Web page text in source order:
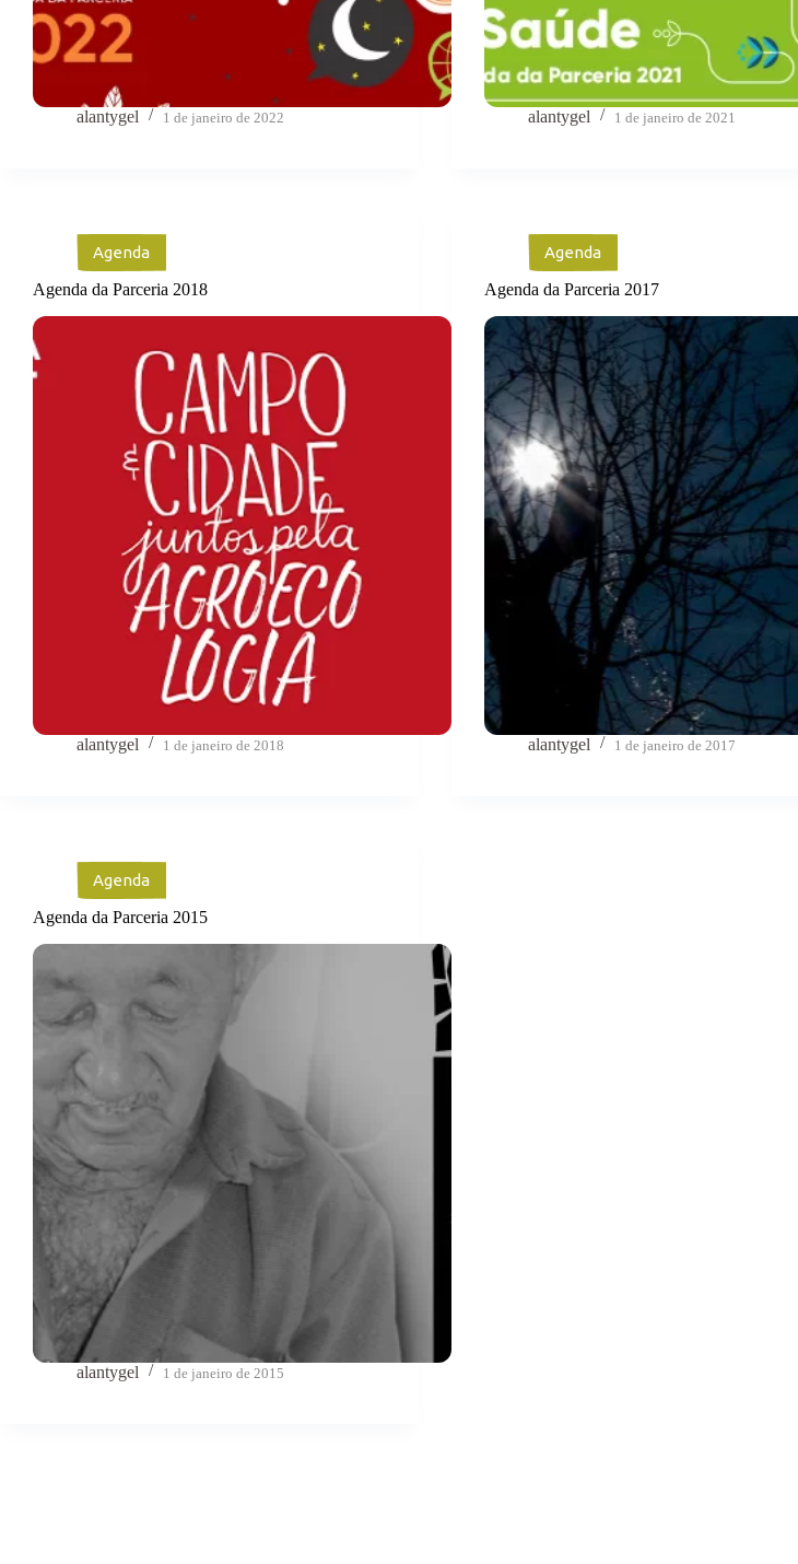
alantygel 1 de janeiro de 2022 alantygel 1 de janeiro de 2021
Agenda
Agenda da Parceria 2018
alantygel 1 de janeiro de 2018
Agenda
Agenda da Parceria 2017
alantygel 1 de janeiro de 2017
Agenda
Agenda da Parceria 2015
alantygel 1 de janeiro de 2015